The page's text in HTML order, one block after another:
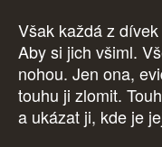
Však každá z
Aby si jich všiml.
nohou. Jen ona,
touhu ji zlomit.
a ukázat ji, kde je